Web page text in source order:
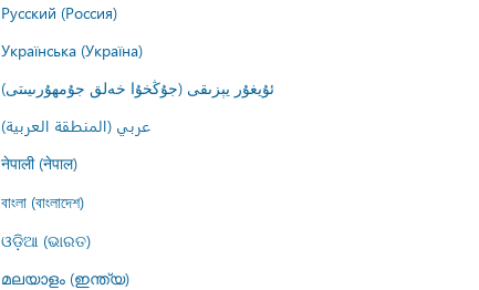
Русский (Россия)
Українська (Україна)
ئۇيغۇر يېزىقى (جۇڭخۇا خەلق جۇمھۇرىيىتى)
عربي (المنطقة العربية)
नेपाली (नेपाल)
বাংলা (বাংলাদেশ)
ଓଡ଼ିଆ (ଭାରତ)
മലയാളം (ഇന്ത്യ)